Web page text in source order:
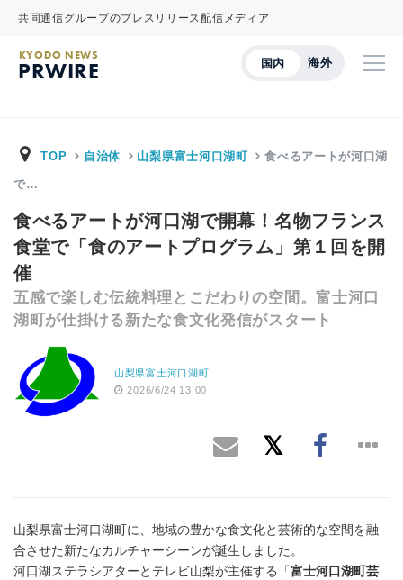
共同通信グループのプレスリリース配信メディア
国内 海外
KYODO NEWS
PRWIRE
TOP 自治体 山梨県富士河口湖町 食べるアートが河口湖
で…
食べるアートが河口湖で開幕！名物フランス
食堂で「食のアートプログラム」第１回を開
催
五感で楽しむ伝統料理とこだわりの空間。富士河口
湖町が仕掛ける新たな食文化発信がスタート
山梨県富士河口湖町
2026/6/24 13:00
山梨県富士河口湖町に、地域の豊かな食文化と芸術的な空間を融
合させた新たなカルチャーシーンが誕生しました。
河口湖ステラシアターとテレビ山梨が主催する「 富士河口湖町芸